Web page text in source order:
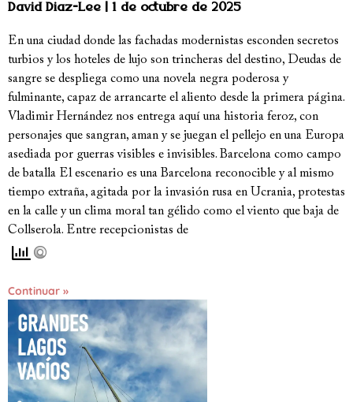
David Diaz-Lee 1 de octubre de 2025
En una ciudad donde las fachadas modernistas esconden secretos
turbios y los hoteles de lujo son trincheras del destino, Deudas de
sangre se despliega como una novela negra poderosa y
fulminante, capaz de arrancarte el aliento desde la primera página.
Vladimir Hernández nos entrega aquí una historia feroz, con
personajes que sangran, aman y se juegan el pellejo en una Europa
asediada por guerras visibles e invisibles. Barcelona como campo
de batalla El escenario es una Barcelona reconocible y al mismo
tiempo extraña, agitada por la invasión rusa en Ucrania, protestas
en la calle y un clima moral tan gélido como el viento que baja de
Collserola. Entre recepcionistas de
Continuar »